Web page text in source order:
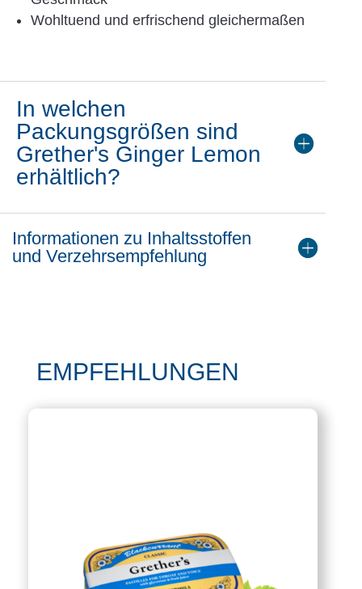
Wohltuend und erfrischend gleichermaßen
In welchen
Packungsgrößen sind
Grether's Ginger Lemon
erhältlich?
Informationen zu Inhaltsstoffen
und Verzehrsempfehlung
EMPFEHLUNGEN